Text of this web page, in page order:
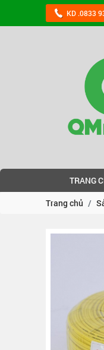
KD .0833
TRANG
Trang chủ